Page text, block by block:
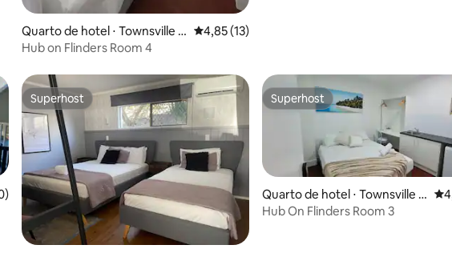
Quarto de hotel ⋅ Townsville C
ity
4,85 de uma avaliação média de 5, 13 avaliações
4,85 (13)
Hub on Flinders Room 4
avaliação média de 5, 20 avaliações
Superhost
Superhost Superhost
Superhost
Quarto de hotel ⋅ Townsville C
ity
Hub On Flinders Room 3